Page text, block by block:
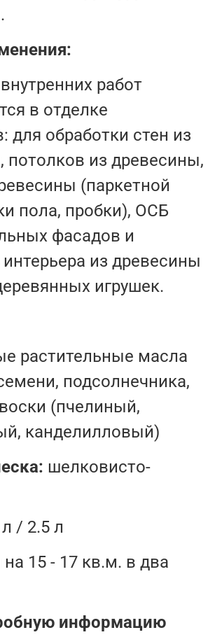
работ
в отделке
для обработки стен из
потолков из древесины,
(паркетной
пола, пробки), ОСБ
фасадов и
из древесины
игрушек.
растительные масла
подсолнечника,
(пчелиный,
канделилловый)
шелковисто-
л / 2.5 л
на 15 - 17 кв.м. в два
информацию